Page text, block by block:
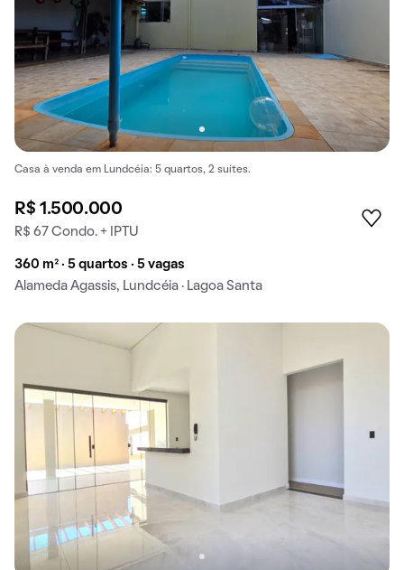
Casa à venda em Lundcéia: 5 quartos, 2 suítes.
R$ 1.500.000
R$ 67 Condo. + IPTU
360 m² · 5 quartos · 5 vagas
Alameda Agassis, Lundcéia · Lagoa Santa